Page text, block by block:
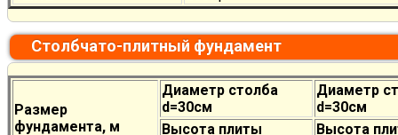
Столбчато-плитный фундамент
Размер
фундамента, м
Диаметр столба
d=30см
Диаметр
d=30см
Высота плиты
Высота